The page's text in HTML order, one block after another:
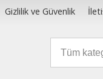
Gizlilik ve Güvenlik